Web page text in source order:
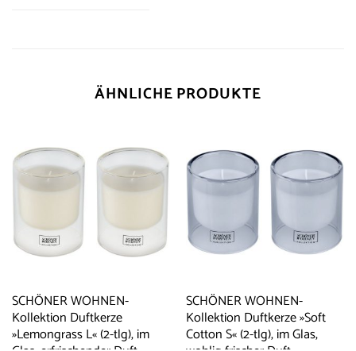
ÄHNLICHE PRODUKTE
SCHÖNER WOHNEN-
Kollektion Duftkerze
»Lemongrass L« (2-tlg), im
SCHÖNER WOHNEN-
Kollektion Duftkerze »Soft
Cotton S« (2-tlg), im Glas,